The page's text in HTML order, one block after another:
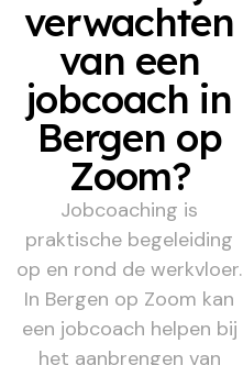
verwachten
van een
jobcoach in
Bergen op
Zoom?
Jobcoaching is
praktische begeleiding
op en rond de werkvloer.
In Bergen op Zoom kan
een jobcoach helpen bij
het aanbrengen van